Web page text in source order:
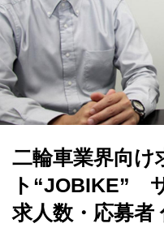
二輪車業界向け
ト“JOBIKE”
求人数・応募者